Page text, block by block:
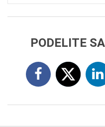
PODELITE